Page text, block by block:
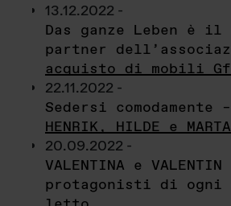
13.12.2022 -
Das ganze Leben è il
partner
acquisto di mobili
22.11.2022 -
Sedersi comodamente –
HENRIK, HILDE e MARTA
20.09.2022 -
VALENTINA e
protagonisti di ogni